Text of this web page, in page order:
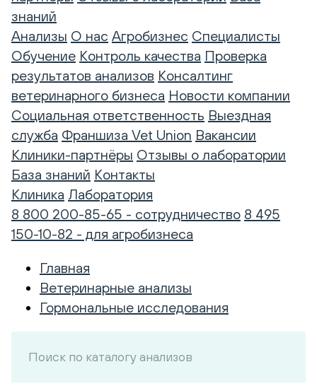
знаний
Анализы О нас Агробизнес Специалисты
Обучение Контроль качества Проверка
результатов анализов Консалтинг
ветеринарного бизнеса Новости компании
Социальная ответственность Выездная
служба Франшиза Vet Union Вакансии
Клиники-партнёры Отзывы о лаборатории
База знаний Контакты
Клиника Лаборатория
8 800 200-85-65 - сотрудничество 8 495
150-10-82 - для агробизнеса
Главная
Ветеринарные анализы
Гормональные исследования